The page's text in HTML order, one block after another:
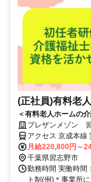
(正社員)有料老
＜有料老人ホームの
取得支援あり＞残業
減！介護業務に専念
叶う
プレザンメゾン
アクセス 京成本線
28分、京成本線 八
歩約4分
月給220,800円～
千葉県習志野市
勤務時間 実働時間
ト制(例)＊事業所